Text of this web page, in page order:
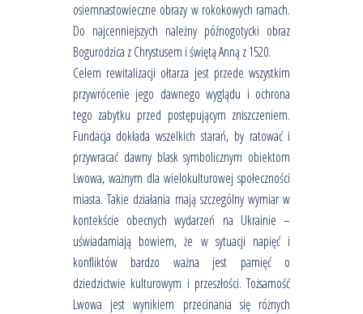
osiemnastowieczne obrazy w rokokowych ramach.
Do najcenniejszych należny późnogotycki obraz
Bogurodzica z Chrystusem i świętą Anną z 1520.
Celem rewitalizacji ołtarza jest przede wszystkim
przywrócenie jego dawnego wyglądu i ochrona
tego zabytku przed postępującym zniszczeniem.
Fundacja dokłada wszelkich starań, by ratować i
przywracać dawny blask symbolicznym obiektom
Lwowa, ważnym dla wielokulturowej społeczności
miasta. Takie działania mają szczególny wymiar w
kontekście obecnych wydarzeń na Ukrainie –
uświadamiają bowiem, że w sytuacji napięć i
konfliktów bardzo ważna jest pamięć o
dziedzictwie kulturowym i przeszłości. Tożsamość
Lwowa jest wynikiem przecinania się różnych